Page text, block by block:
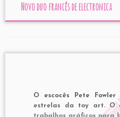
Novo duo francês de electronica
O escocês Pete
estrelas da toy art. O